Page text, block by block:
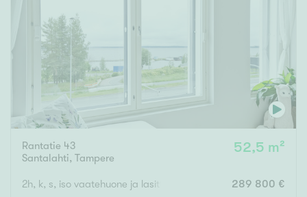
Rantatie 43
Santalahti, Tampere
52,5 m²
2h, k, s, iso vaatehuone ja lasitt.parveke 289 800 €